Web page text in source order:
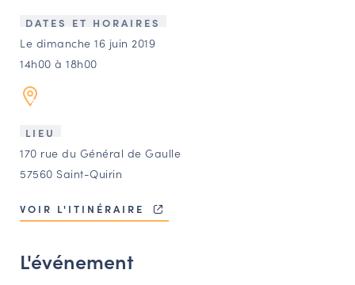
CONTACT
Agenda
Annuaire
Ressources
OFFRES D’EMPLOI ET DE STAGE
OUTILS EN LIGNE
DATES ET HORAIRES
Le dimanche 16 juin 2019
14h00 à 18h00
LIEU
170 rue du Général de Gaulle
57560 Saint-Quirin
VOIR L'ITINÉRAIRE
L'événement